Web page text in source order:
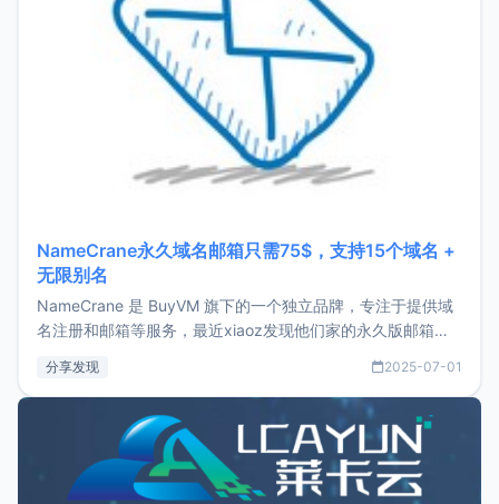
NameCrane永久域名邮箱只需75$，支持15个域名 +
无限别名
NameCrane 是 BuyVM 旗下的一个独立品牌，专注于提供域
名注册和邮箱等服务，最近xiaoz发现他们家的永久版邮箱服
又实惠的域名邮箱，不妨尝试一下 NameCrane。注册
NameCraneNameCrane不支持直接注册，必须要购买
分享发现 2025-07-01